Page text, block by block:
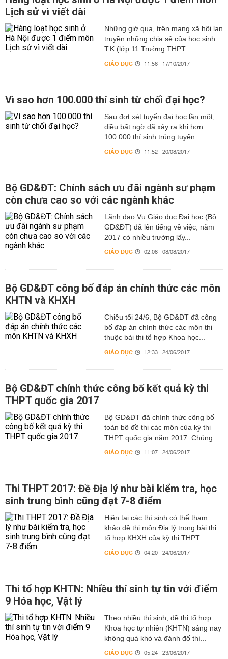
Lịch sử vì viết dài
Những giờ qua, trên mạng xã hội lan
truyền những chia sẻ của học sinh
T.K (lớp 11 Trường THPT...
GIÁO DỤC 11:56 | 17/10/2017
Vì sao hơn 100.000 thí sinh từ chối đại học?
Sau đợt xét tuyển đại học lần một,
điều bất ngờ đã xảy ra khi hơn
100.000 thí sinh trúng tuyển...
GIÁO DỤC 11:52 | 20/08/2017
Bộ GD&ĐT: Chính sách ưu đãi ngành sư phạm
còn chưa cao so với các ngành khác
Lãnh đạo Vụ Giáo dục Đại học (Bộ
GD&ĐT) đã lên tiếng về việc, năm
2017 có nhiều trường lấy...
GIÁO DỤC 02:08 | 08/08/2017
Bộ GD&ĐT công bố đáp án chính thức các môn
KHTN và KHXH
Chiều tối 24/6, Bộ GD&ĐT đã công
bố đáp án chính thức các môn thi
thuộc bài thi tổ hợp Khoa học...
GIÁO DỤC 12:33 | 24/06/2017
Bộ GD&ĐT chính thức công bố kết quả kỳ thi
THPT quốc gia 2017
Bộ GD&ĐT đã chính thức công bố
toàn bộ đề thi các môn của kỳ thi
THPT quốc gia năm 2017. Chúng...
GIÁO DỤC 11:07 | 24/06/2017
Thi THPT 2017: Đề Địa lý như bài kiểm tra, học
sinh trung bình cũng đạt 7-8 điểm
Hiện tại các thí sinh có thể tham
khảo đề thi môn Địa lý trong bài thi
tổ hợp KHXH của kỳ thi THPT...
GIÁO DỤC 04:20 | 24/06/2017
Thi tổ hợp KHTN: Nhiều thí sinh tự tin với điểm
9 Hóa học, Vật lý
Theo nhiều thí sinh, đề thi tổ hợp
Khoa học tự nhiên (KHTN) sáng nay
không quá khó và đánh đố thí...
GIÁO DỤC 05:24 | 23/06/2017